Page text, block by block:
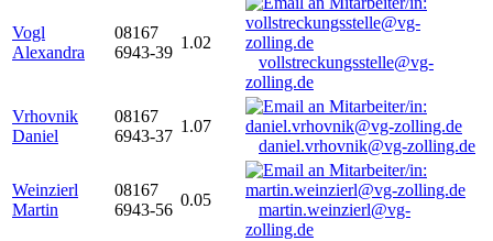
Vogl
Alexandra
08167
6943-39
1.02
vollstreckungsstelle@vg-
zolling.de
Vrhovnik
Daniel
08167
6943-37
1.07
daniel.vrhovnik@vg-zolling.de
Weinzierl
Martin
08167
6943-56
0.05
martin.weinzierl@vg-
zolling.de